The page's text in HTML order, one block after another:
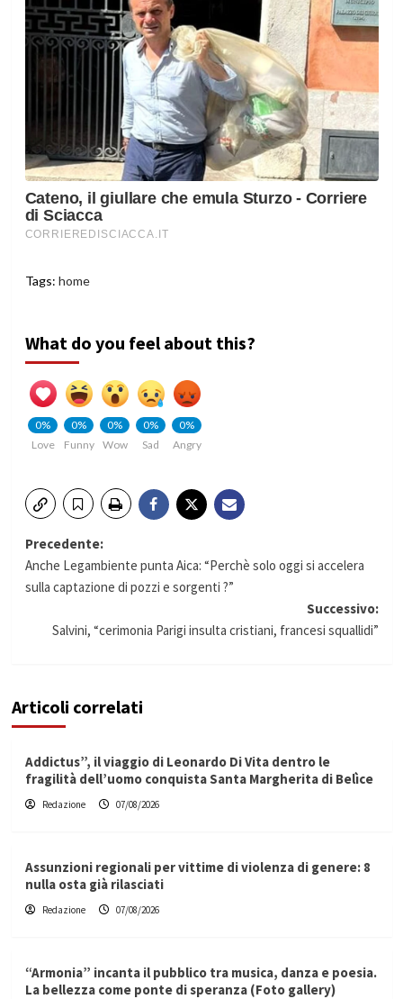
Tags: home
What do you feel about this?
0%
Love
0%
Funny
0%
Wow
0%
Sad
0%
Angry
Navigazione
articolo
Precedente:
Anche Legambiente punta Aica: “Perchè solo oggi si accelera
sulla captazione di pozzi e sorgenti ?”
Successivo:
Salvini, “cerimonia Parigi insulta cristiani, francesi squallidi”
Articoli correlati
Addictus”, il viaggio di Leonardo Di Vita dentro le
fragilità dell’uomo conquista Santa Margherita di Belìce
Redazione 07/08/2026
Assunzioni regionali per vittime di violenza di genere: 8
nulla osta già rilasciati
Redazione 07/08/2026
“Armonia” incanta il pubblico tra musica, danza e poesia.
La bellezza come ponte di speranza (Foto gallery)